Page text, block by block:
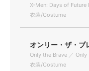
X-Men: Days of Future
衣装/Costume
オンリー・ザ・ブ
Only the Brave ／ Only
衣装/Costume